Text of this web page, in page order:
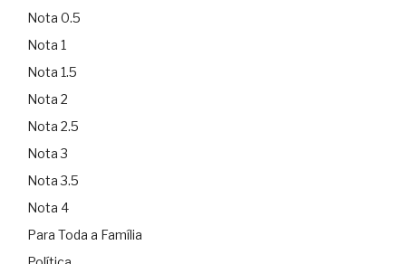
Nota 0.5
Nota 1
Nota 1.5
Nota 2
Nota 2.5
Nota 3
Nota 3.5
Nota 4
Para Toda a Família